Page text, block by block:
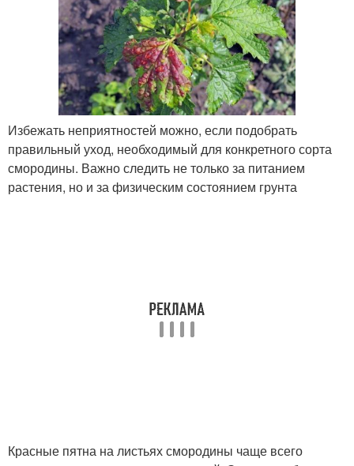
Избежать неприятностей можно, если подобрать
правильный уход, необходимый для конкретного сорта
смородины. Важно следить не только за питанием
растения, но и за физическим состоянием грунта
Красные пятна на листьях смородины чаще всего